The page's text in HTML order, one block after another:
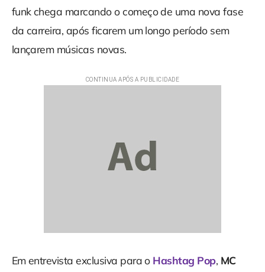
funk chega marcando o começo de uma nova fase
da carreira, após ficarem um longo período sem
lançarem músicas novas.
Em entrevista exclusiva para o Hashtag Pop, MC